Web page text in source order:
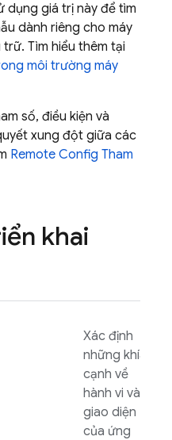
dụng giá trị này để tìm
dành riêng cho máy
trữ. Tìm hiểu thêm tại
môi trường máy
số, điều kiện và
xung đột giữa các
Remote Config Tham
khai
Xác định
những khía
cạnh về
hành vi và
giao diện
của ứng